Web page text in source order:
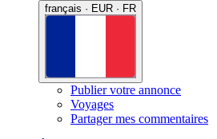
français · EUR · FR
Publier votre annonce
Voyages
Partager mes commentaires